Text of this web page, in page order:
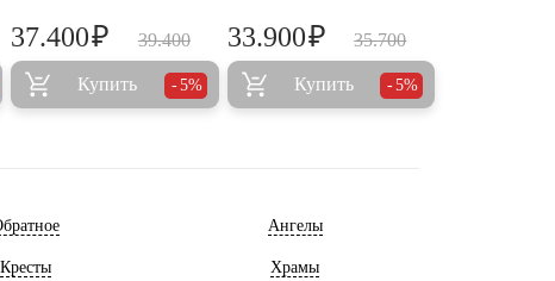
39.400
37.400₽
Купить 5%
35.700
33.900₽
Купить 5%
Ангелы
Кресты Храмы